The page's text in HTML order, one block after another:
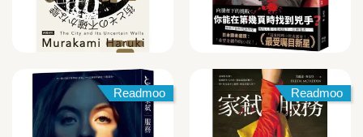
Readmoo Readmoo